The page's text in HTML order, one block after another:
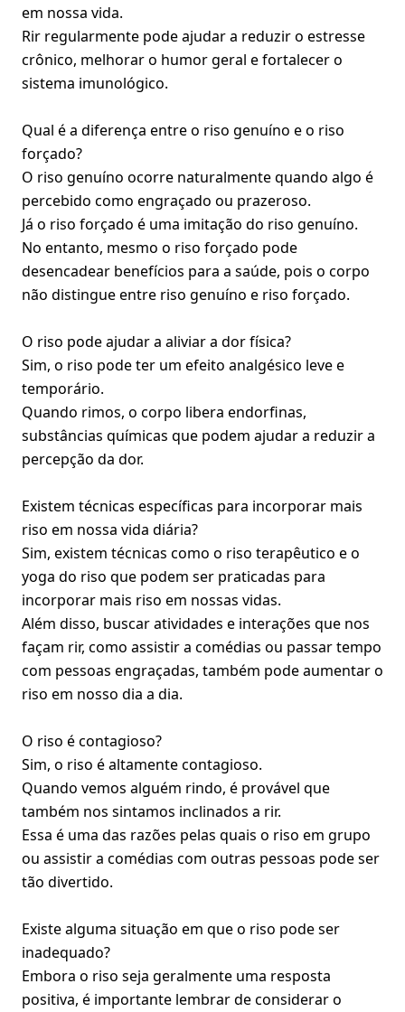
em nossa vida.
Rir regularmente pode ajudar a reduzir o estresse
crônico, melhorar o humor geral e fortalecer o
sistema imunológico.
Qual é a diferença entre o riso genuíno e o riso
forçado?
O riso genuíno ocorre naturalmente quando algo é
percebido como engraçado ou prazeroso.
Já o riso forçado é uma imitação do riso genuíno.
No entanto, mesmo o riso forçado pode
desencadear benefícios para a saúde, pois o corpo
não distingue entre riso genuíno e riso forçado.
O riso pode ajudar a aliviar a dor física?
Sim, o riso pode ter um efeito analgésico leve e
temporário.
Quando rimos, o corpo libera endorfinas,
substâncias químicas que podem ajudar a reduzir a
percepção da dor.
Existem técnicas específicas para incorporar mais
riso em nossa vida diária?
Sim, existem técnicas como o riso terapêutico e o
yoga do riso que podem ser praticadas para
incorporar mais riso em nossas vidas.
Além disso, buscar atividades e interações que nos
façam rir, como assistir a comédias ou passar tempo
com pessoas engraçadas, também pode aumentar o
riso em nosso dia a dia.
O riso é contagioso?
Sim, o riso é altamente contagioso.
Quando vemos alguém rindo, é provável que
também nos sintamos inclinados a rir.
Essa é uma das razões pelas quais o riso em grupo
ou assistir a comédias com outras pessoas pode ser
tão divertido.
Existe alguma situação em que o riso pode ser
inadequado?
Embora o riso seja geralmente uma resposta
positiva, é importante lembrar de considerar o